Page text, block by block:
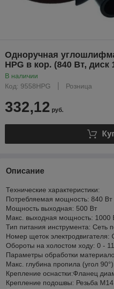
Одноручная
HPG в кор. (840 Вт, диск
В наличии
Код: 9558HPG
Розница
332,12 руб.
Описание
Технические характеристики:
Потребляемая мощность: 840 Вт
Мощность выходная: 500 Вт
Макс. выходная мощность: 1000
Тип питания инструмента: Сеть
Номер щеток электродвигателя:
Обороты на холостом ходу: 0 -
Параметры обработки
Макс. глубина пропила (угол
Крепление оснастки:Фланец
Крепление подошвы: Резьба М14